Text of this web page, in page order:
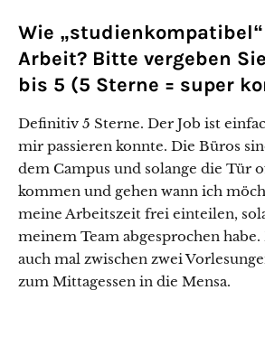
Wie
Arbeit? Bitte vergeben
bis 5 (5 Sterne = super
Definitiv 5 Sterne. Der Job ist
mir passieren konnte. Die Büros
dem Campus und solange die Tür
kommen und gehen wann ich
meine Arbeitszeit frei einteilen,
meinem Team abgesprochen habe.
auch mal zwischen zwei
zum Mittagessen in die Mensa.